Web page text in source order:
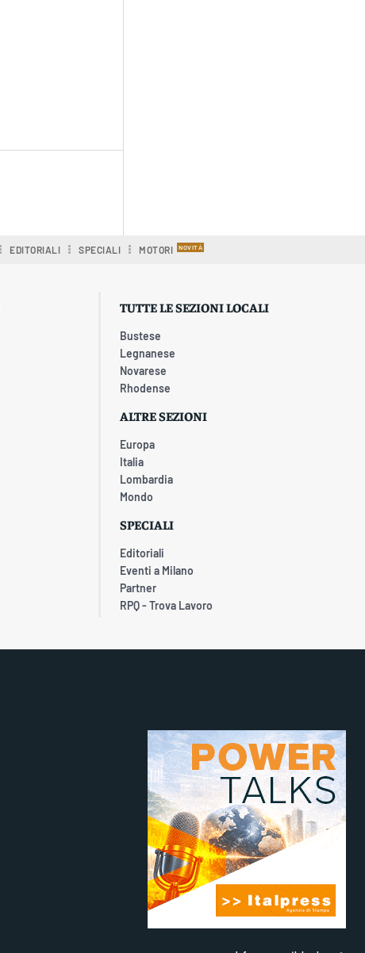
EDITORIALI SPECIALI MOTORI
TUTTE LE SEZIONI LOCALI
Bustese
Legnanese
Novarese
Rhodense
ALTRE SEZIONI
Europa
Italia
Lombardia
Mondo
SPECIALI
Editoriali
Eventi a Milano
Partner
RPQ - Trova Lavoro